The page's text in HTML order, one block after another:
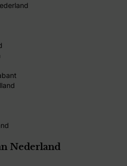
Nederland